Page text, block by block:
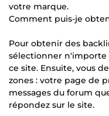
votre marque.
Comment puis-je
Pour obtenir des
sélectionner n'importe
ce site. Ensuite, vous
zones : votre page de
messages du forum
répondez sur le site.